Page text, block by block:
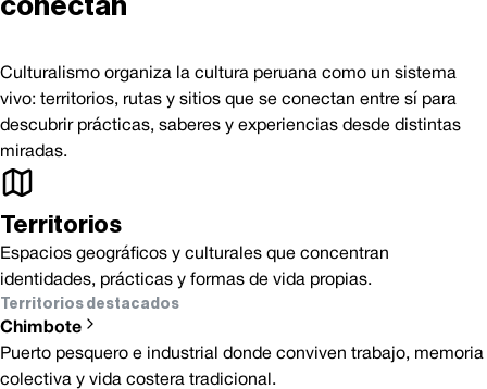
conectan
Culturalismo organiza la cultura peruana como un sistema
vivo: territorios, rutas y sitios que se conectan entre sí para
descubrir prácticas, saberes y experiencias desde distintas
miradas.
Territorios
Espacios geográficos y culturales que concentran
identidades, prácticas y formas de vida propias.
Territorios destacados
Chimbote
Puerto pesquero e industrial donde conviven trabajo, memoria
colectiva y vida costera tradicional.